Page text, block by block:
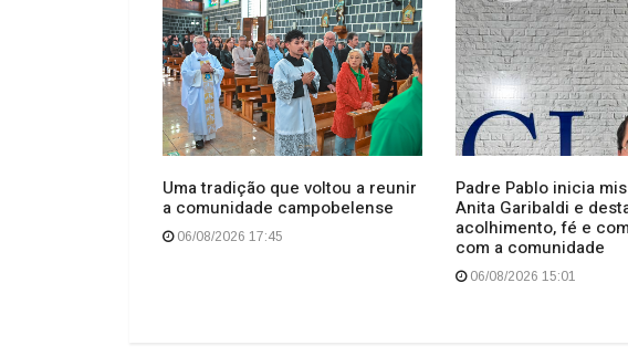
Uma tradição que voltou a reunir
a comunidade campobelense
06/08/2026 17:45
Padre Pablo inicia
Anita Garibaldi e
acolhimento, fé e
com a comunidade
06/08/2026 15:01